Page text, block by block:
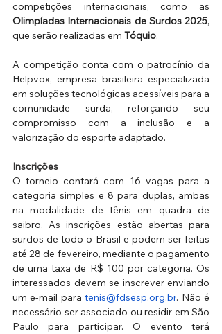
Olimpíadas Internacionais de Surdos 2025,
que serão realizadas em Tóquio.
A competição conta com o patrocínio da
Helpvox, empresa brasileira especializada
em soluções tecnológicas acessíveis para a
comunidade surda, reforçando seu
compromisso com a inclusão e a
valorização do esporte adaptado.
Inscrições
O torneio contará com 16 vagas para a
categoria simples e 8 para duplas, ambas
na modalidade de tênis em quadra de
saibro. As inscrições estão abertas para
surdos de todo o Brasil e podem ser feitas
até 28 de fevereiro, mediante o pagamento
de uma taxa de R$ 100 por categoria. Os
interessados devem se inscrever enviando
um e-mail para tenis@fdsesp.org.br. Não é
necessário ser associado ou residir em São
Paulo para participar. O evento terá